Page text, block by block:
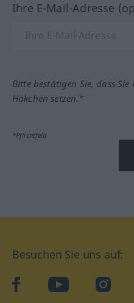
Ihre E-Mail-Adresse
Bitte bestätigen Sie, dass
Häkchen setzen.*
*Pflichtfeld
Besuchen Sie uns auf:
facebookYouTube